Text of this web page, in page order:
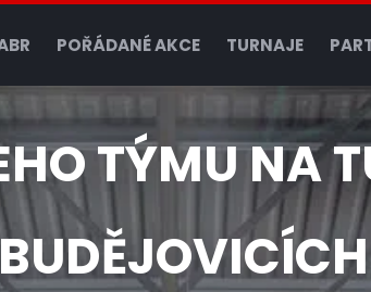
POŘÁDANÉ AKCE TURNAJE
TÝMU NA